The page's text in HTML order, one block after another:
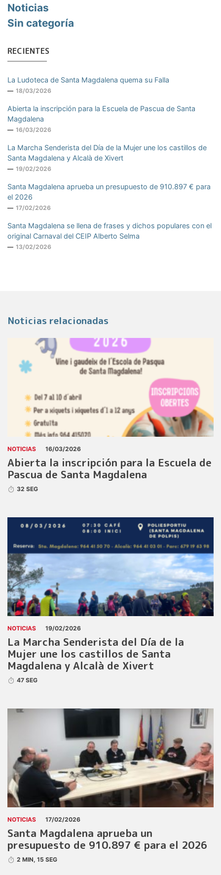
Noticias
Sin categoría
RECIENTES
La Ludoteca de Santa Magdalena quema su Falla
18/03/2026
Abierta la inscripción para la Escuela de Pascua de Santa
Magdalena
16/03/2026
La Marcha Senderista del Día de la Mujer une los castillos de
Santa Magdalena y Alcalà de Xivert
19/02/2026
Santa Magdalena aprueba un presupuesto de 910.897 € para
el 2026
17/02/2026
Santa Magdalena se llena de frases y dichos populares con el
original Carnaval del CEIP Alberto Selma
13/02/2026
Noticias relacionadas
NOTICIAS 16/03/2026
Abierta la inscripción para la Escuela de
Pascua de Santa Magdalena
32 SEG
NOTICIAS 19/02/2026
La Marcha Senderista del Día de la
Mujer une los castillos de Santa
Magdalena y Alcalà de Xivert
47 SEG
NOTICIAS 17/02/2026
Santa Magdalena aprueba un
presupuesto de 910.897 € para el 2026
2 MIN, 15 SEG